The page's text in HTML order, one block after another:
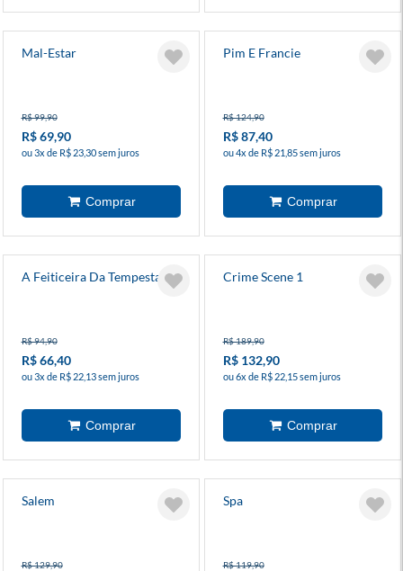
Mal-Estar
R$ 99,90
R$ 69,90
ou 3x de R$ 23,30 sem juros
Pim E Francie
R$ 124,90
R$ 87,40
ou 4x de R$ 21,85 sem juros
A Feiticeira Da Tempestade
R$ 94,90
R$ 66,40
ou 3x de R$ 22,13 sem juros
Crime Scene 1
R$ 189,90
R$ 132,90
ou 6x de R$ 22,15 sem juros
Salem
R$ 129,90
Spa
R$ 119,90